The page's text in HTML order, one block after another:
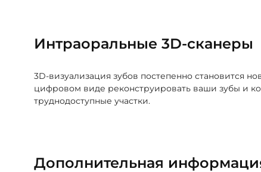
Интраоральные 3D-сканеры
3D-визуализация зубов постепенно становится
цифровом виде реконструировать ваши зубы и
труднодоступные участки.
Дополнительная